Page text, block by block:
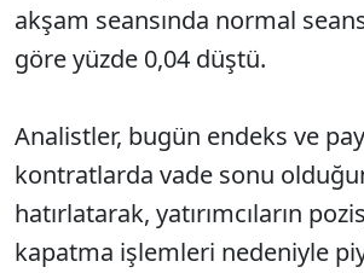
akşam seansında normal
göre yüzde 0,04 düştü.
Analistler, bugün endeks ve
kontratlarda vade sonu
hatırlatarak, yatırımcıların
kapatma işlemleri nedeniyle